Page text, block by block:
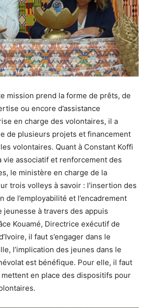
mission prend la forme de prêts, de
ou encore d’assistance
en charge des volontaires, il a
de plusieurs projets et financement
volontaires. Quant à Constant Koffi
vie associatif et renforcement des
le ministère en charge de la
trois volleys à savoir : l’insertion des
de l’employabilité et l’encadrement
jeunesse à travers des appuis
Kouamé, Directrice exécutif de
il faut s’engager dans le
l’implication des jeunes dans le
est bénéfique. Pour elle, il faut
en place des dispositifs pour